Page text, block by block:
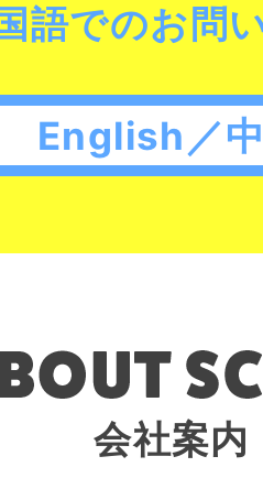
語でのお問
English／
会社案内